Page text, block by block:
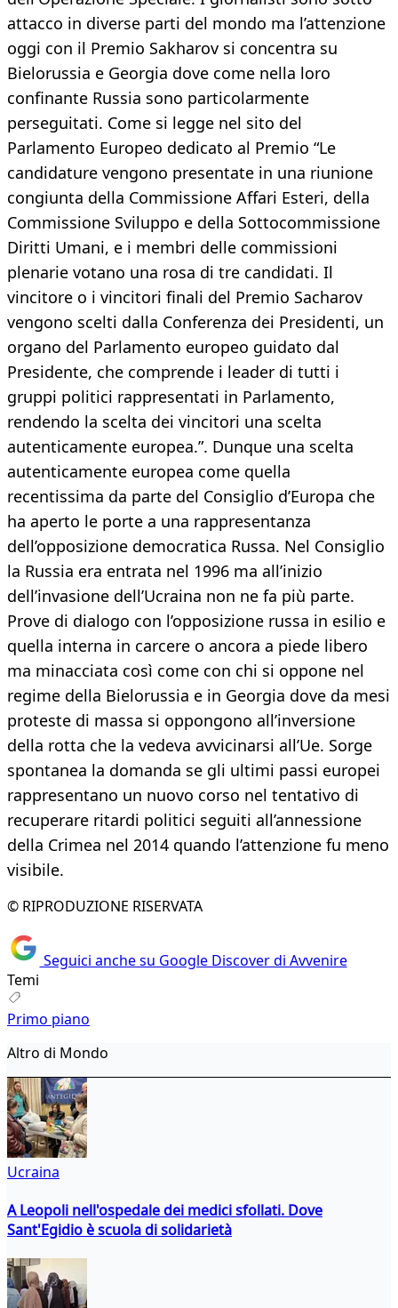
attacco in diverse parti del mondo ma l’attenzione
oggi con il Premio Sakharov si concentra su
Bielorussia e Georgia dove come nella loro
confinante Russia sono particolarmente
perseguitati. Come si legge nel sito del
Parlamento Europeo dedicato al Premio “Le
candidature vengono presentate in una riunione
congiunta della Commissione Affari Esteri, della
Commissione Sviluppo e della Sottocommissione
Diritti Umani, e i membri delle commissioni
plenarie votano una rosa di tre candidati. Il
vincitore o i vincitori finali del Premio Sacharov
vengono scelti dalla Conferenza dei Presidenti, un
organo del Parlamento europeo guidato dal
Presidente, che comprende i leader di tutti i
gruppi politici rappresentati in Parlamento,
rendendo la scelta dei vincitori una scelta
autenticamente europea.”. Dunque una scelta
autenticamente europea come quella
recentissima da parte del Consiglio d’Europa che
ha aperto le porte a una rappresentanza
dell’opposizione democratica Russa. Nel Consiglio
la Russia era entrata nel 1996 ma all’inizio
dell’invasione dell’Ucraina non ne fa più parte.
Prove di dialogo con l’opposizione russa in esilio e
quella interna in carcere o ancora a piede libero
ma minacciata così come con chi si oppone nel
regime della Bielorussia e in Georgia dove da mesi
proteste di massa si oppongono all’inversione
della rotta che la vedeva avvicinarsi all’Ue. Sorge
spontanea la domanda se gli ultimi passi europei
rappresentano un nuovo corso nel tentativo di
recuperare ritardi politici seguiti all’annessione
della Crimea nel 2014 quando l’attenzione fu meno
visibile.
© RIPRODUZIONE RISERVATA
Seguici anche su Google Discover di Avvenire
Temi
Primo piano
Altro di Mondo
Ucraina
A Leopoli nell'ospedale dei medici sfollati. Dove
Sant'Egidio è scuola di solidarietà